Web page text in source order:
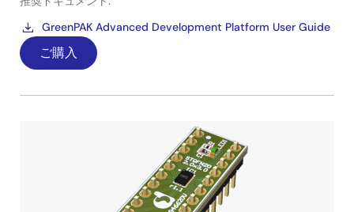
GreenPAK Advanced Development Platform User Guide
ご購入